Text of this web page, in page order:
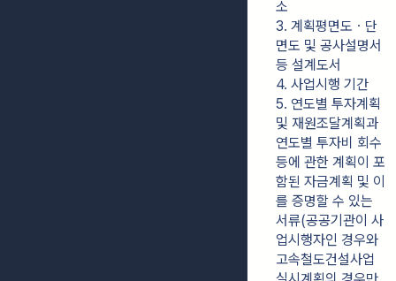
소
3. 계획평면도ㆍ단
면도 및 공사설명서
등 설계도서
4. 사업시행 기간
5. 연도별 투자계획
및 재원조달계획과
연도별 투자비 회수
등에 관한 계획이 포
함된 자금계획 및 이
를 증명할 수 있는
서류(공공기관이 사
업시행자인 경우와
고속철도건설사업